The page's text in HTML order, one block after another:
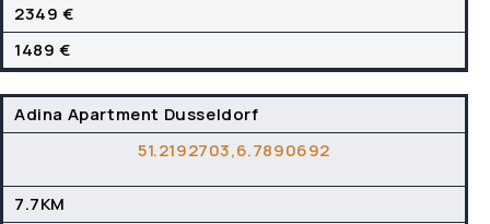
2349 €
1489 €
Adina Apartment Dusseldorf
51.2192703,6.7890692
7.7KM